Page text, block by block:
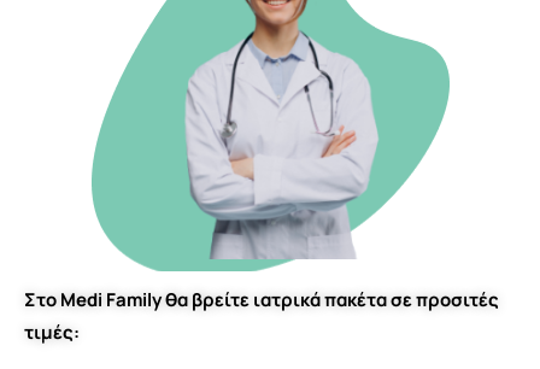
Στο Medi Family θα βρείτε ιατρικά πακέτα σε προσιτές
τιμές: